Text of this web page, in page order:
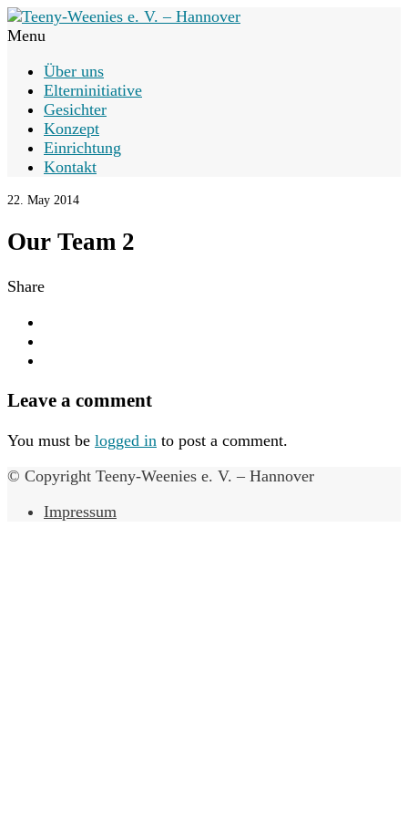
Menu
Über uns
Elterninitiative
Gesichter
Konzept
Einrichtung
Kontakt
22. May 2014
Our Team 2
Share
Leave a comment
You must be logged in to post a comment.
© Copyright Teeny-Weenies e. V. – Hannover
Impressum